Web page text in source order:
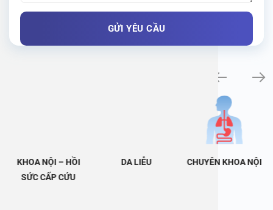
KHOA NỘI – HỒI
SỨC CẤP CỨU
DA LIỄU CHUYÊN KHOA NỘI